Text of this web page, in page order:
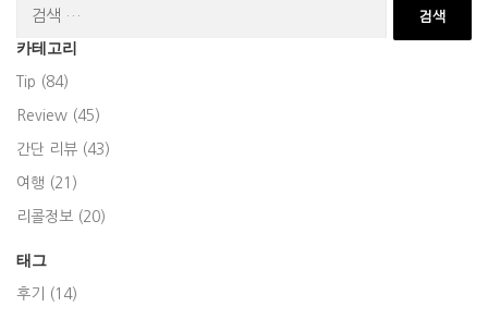
카테고리
Tip (84)
Review (45)
간단 리뷰 (43)
여행 (21)
리콜정보 (20)
태그
후기 (14)